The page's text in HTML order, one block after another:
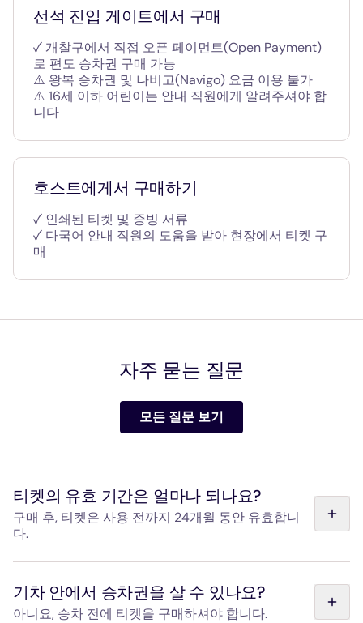
선석 진입 게이트에서 구매
✓ 개찰구에서 직접 오픈 페이먼트(Open Payment)
로 편도 승차권 구매 가능
⚠️ 왕복 승차권 및 나비고(Navigo) 요금 이용 불가
⚠️ 16세 이하 어린이는 안내 직원에게 알려주셔야 합
니다
호스트에게서 구매하기
✓ 인쇄된 티켓 및 증빙 서류
✓ 다국어 안내 직원의 도움을 받아 현장에서 티켓 구
매
자주 묻는 질문
모든 질문 보기
티켓의 유효 기간은 얼마나 되나요?
구매 후, 티켓은 사용 전까지 24개월 동안 유효합니
다.
효하며, 편도 티켓을 사용한 후 90일 이내에 반대 방향으로
귀환할 수 있습니다.
기차 안에서 승차권을 살 수 있나요?
아니요, 승차 전에 티켓을 구매하셔야 합니다.